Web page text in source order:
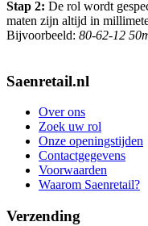
Stap 2: De rol wordt
maten zijn altijd in
Bijvoorbeeld: 80-62-12
Saenretail.nl
Over ons
Zoek uw rol
Onze openingstijden
Contactgegevens
Voorwaarden
Waarom Saenretail?
Verzending